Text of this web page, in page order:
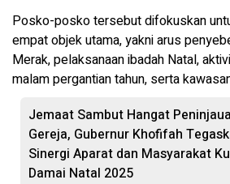
Posko-posko tersebut difokuskan
empat objek utama, yakni arus
Merak, pelaksanaan ibadah Natal,
malam pergantian tahun, serta
Jemaat Sambut Hangat
Gereja, Gubernur Khofifah
Sinergi Aparat dan Masyarakat
Damai Natal 2025